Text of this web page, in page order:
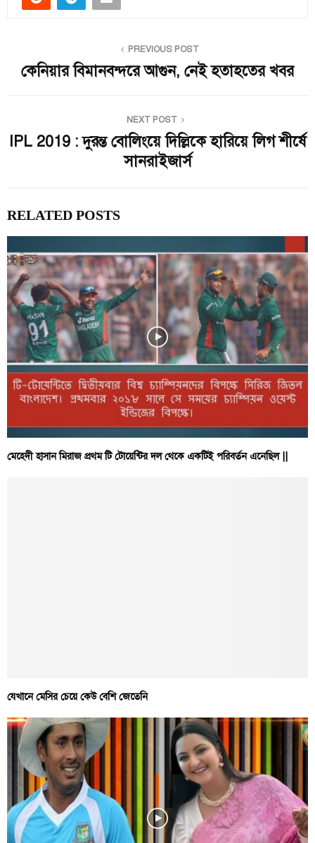
PREVIOUS POST
কেনিয়ার বিমানবন্দরে আগুন, নেই হতাহতের খবর
NEXT POST
IPL 2019 : দুরন্ত বোলিংয়ে দিল্লিকে হারিয়ে লিগ শীর্ষে
সানরাইজার্স
RELATED POSTS
মেহেদী হাসান মিরাজ প্রথম টি টোয়েন্টির দল থেকে একটিই পরিবর্তন এনেছিল ||
যেখানে মেসির চেয়ে কেউ বেশি জেতেনি